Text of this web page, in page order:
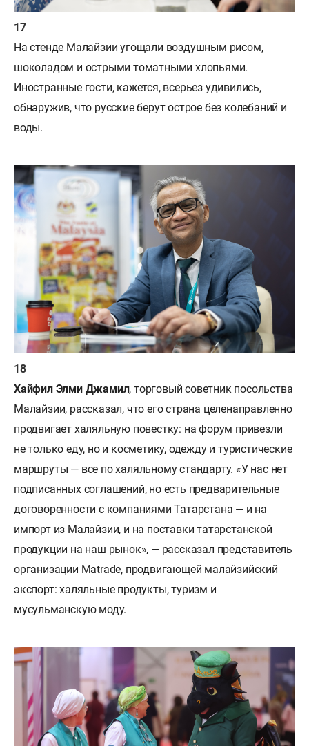
На стенде Малайзии угощали воздушным рисом,
шоколадом и острыми томатными хлопьями.
Иностранные гости, кажется, всерьез удивились,
обнаружив, что русские берут острое без колебаний и
воды.
Хайфил Элми Джамил, торговый советник посольства
Малайзии, рассказал, что его страна целенаправленно
продвигает халяльную повестку: на форум привезли
не только еду, но и косметику, одежду и туристические
маршруты — все по халяльному стандарту. «У нас нет
подписанных соглашений, но есть предварительные
договоренности с компаниями Татарстана — и на
импорт из Малайзии, и на поставки татарстанской
продукции на наш рынок», — рассказал представитель
организации Matrade, продвигающей малайзийский
экспорт: халяльные продукты, туризм и
мусульманскую моду.